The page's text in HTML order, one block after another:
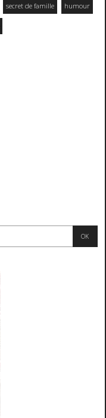
secret de famille humour